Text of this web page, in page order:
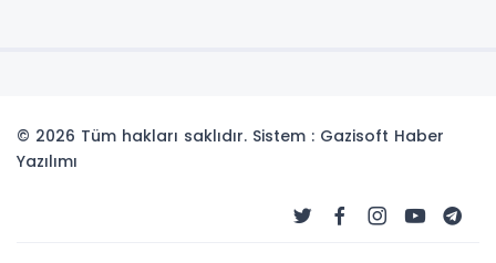
© 2026 Tüm hakları saklıdır. Sistem : Gazisoft Haber
Yazılımı